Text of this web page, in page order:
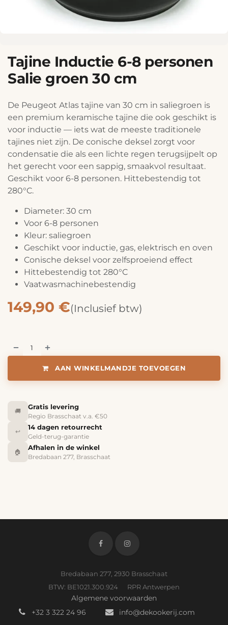
Tajine Inductie 6-8 personen
Salie groen 30 cm
De Peugeot Atlas tajine van 30 cm in saliegroen is
een premium keramische tajine die ook geschikt is
voor inductie — iets wat de meeste traditionele
tajines niet zijn. De conische deksel zorgt voor
condensatie die als een lichte regen terugsijpelt op
het gerecht voor een sappig, smaakvol resultaat.
Geschikt voor 6-8 personen. Hittebestendig tot
280°C.
Diameter: 30 cm
Voor 6-8 personen
Kleur: saliegroen
Geschikt voor inductie, gas, elektrisch en oven
Conische deksel voor zelfsproeiend effect
Hittebestendig tot 280°C
Vaatwasmachinebestendig
149,90 €(Inclusief btw)
AAN WINKELMANDJE TOEVOEGEN
🚚
Gratis levering
Regio Brasschaat v.a. €50
↩️
14 dagen retourrecht
Geld-terug-garantie
🏠
Afhalen in de winkel
Bredabaan 277, Brasschaat
Bredabaan 277, 2930 Brasschaat
BTW: BE1021.300.924 RPR Antwerpen
Algemene voorwaarden
+32 3 322 24 96
info@dekookerij.com